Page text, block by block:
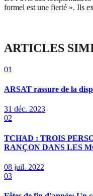
formel est une fierté ». Ils
ARTICLES
01
ARSAT rassure de la
31 déc. 2023
02
TCHAD : TROIS
RANÇON DANS LES
08 juil. 2022
03